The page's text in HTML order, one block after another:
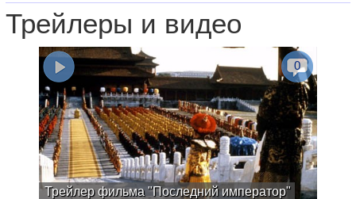
Трейлеры и видео
Трейлер фильма "Последний император"
0